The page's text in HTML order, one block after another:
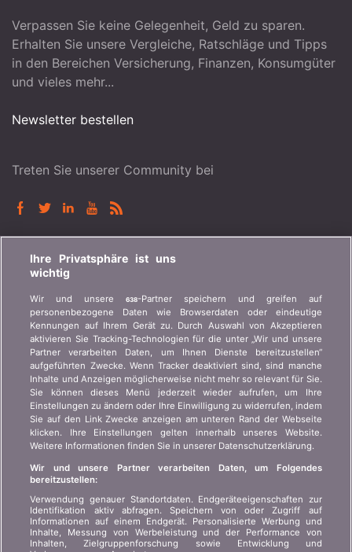
Verpassen Sie keine Gelegenheit, Geld zu sparen.
Erhalten Sie unsere Vergleiche, Ratschläge und Tipps
in den Bereichen Versicherung, Finanzen, Konsumgüter
und vieles mehr...
Newsletter bestellen
Treten Sie unserer Community bei
BONUS.CH
Wer ist bonus.ch? Wie funktionieren die Vergleiche?
Presseanfragen, Partnerschaften, Werbung...
Wer sind wir?
Kontakt
Werbung
Beitritt / Partnerschaft
Presse
Kundeninformation Art.
45 VAG
Datenschutz der
Privatsphäre
Rechtliche Informationen
SPRACHE
FR IT
Ihre Privatsphäre ist uns
wichtig
Wir und unsere638-Partner speichern und greifen auf
personenbezogene Daten wie Browserdaten oder eindeutige
Kennungen auf Ihrem Gerät zu. Durch Auswahl von Akzeptieren
aktivieren Sie Tracking-Technologien für die unter „Wir und unsere
Partner verarbeiten Daten, um Ihnen Dienste bereitzustellen“
aufgeführten Zwecke. Wenn Tracker deaktiviert sind, sind manche
Inhalte und Anzeigen möglicherweise nicht mehr so relevant für Sie.
Sie können dieses Menü jederzeit wieder aufrufen, um Ihre
Einstellungen zu ändern oder Ihre Einwilligung zu widerrufen, indem
Sie auf den Link Zwecke anzeigen am unteren Rand der Webseite
klicken. Ihre Einstellungen gelten innerhalb unseres Website.
Weitere Informationen finden Sie in unserer Datenschutzerklärung.
Wir und unsere Partner verarbeiten Daten, um Folgendes
bereitzustellen:
Verwendung genauer Standortdaten. Endgeräteeigenschaften zur
Identifikation aktiv abfragen. Speichern von oder Zugriff auf
Informationen auf einem Endgerät. Personalisierte Werbung und
Inhalte, Messung von Werbeleistung und der Performance von
Inhalten, Zielgruppenforschung sowie Entwicklung und